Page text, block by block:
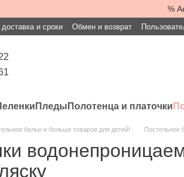
%
и сроки Обмен и возврат
Пледы Полотенца и платочки
белье и больше товаров для детей! Постельное